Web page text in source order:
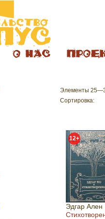
Элементы
Сортировка:
12+
Эдгар Ален